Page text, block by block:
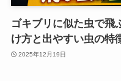
ゴキブリに似た虫で飛
け方と出やすい虫の特
2025年12月19日